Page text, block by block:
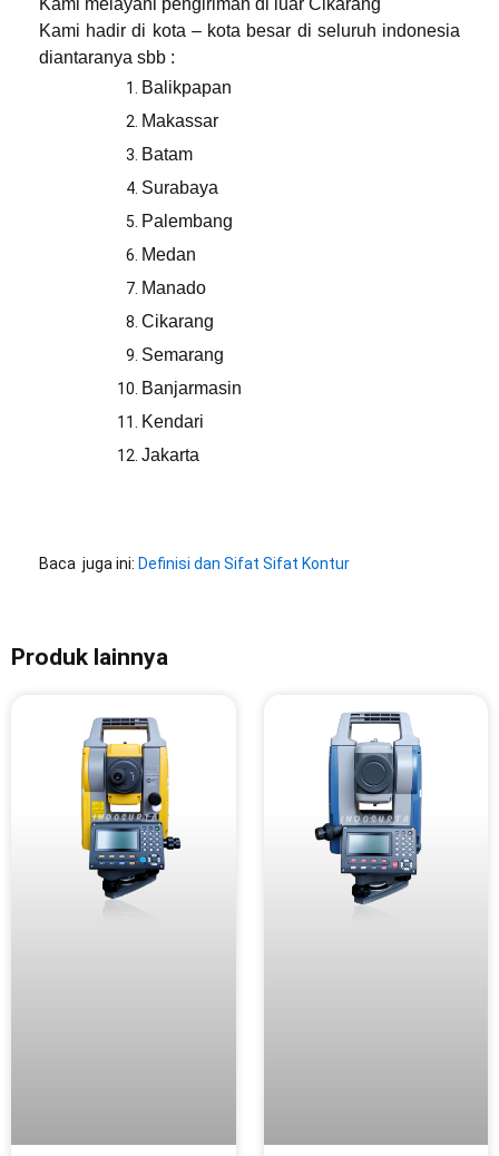
Kami melayani pengiriman di luar Cikarang
Kami hadir di kota – kota besar di seluruh indonesia
diantaranya sbb :
Balikpapan
Makassar
Batam
Surabaya
Palembang
Medan
Manado
Cikarang
Semarang
Banjarmasin
Kendari
Jakarta
Baca juga ini: Definisi dan Sifat Sifat Kontur
Produk lainnya